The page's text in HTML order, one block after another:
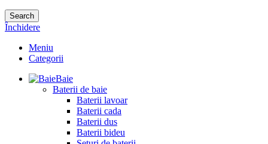
Search
Închidere
Meniu
Categorii
Baie
Baterii de baie
Baterii lavoar
Baterii cada
Baterii dus
Baterii bideu